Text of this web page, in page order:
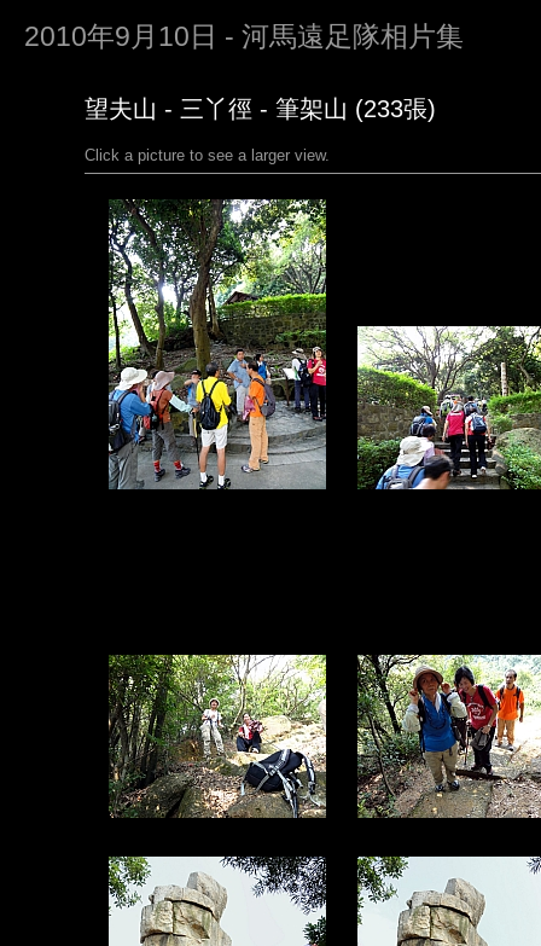
2010年9月10日 - 河馬遠足隊相片集
望夫山 - 三丫徑 - 筆架山 (233張)
Click a picture to see a larger view.